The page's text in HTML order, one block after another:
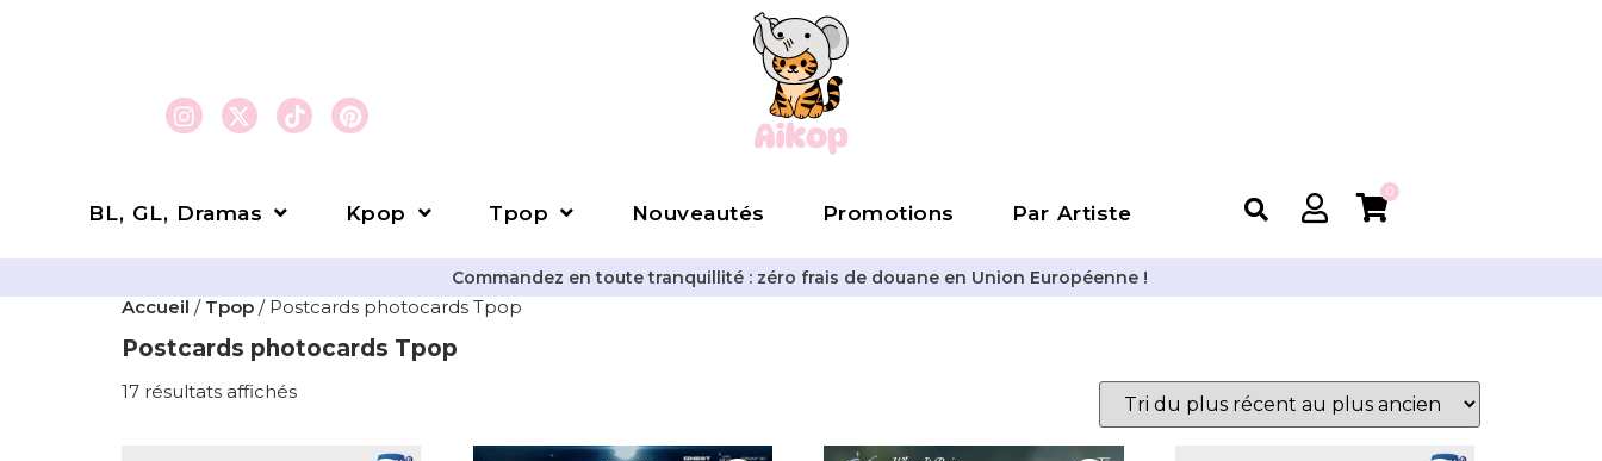
BL, GL, Dramas Kpop Tpop Nouveautés Promotions Par Artiste
0
Commandez en toute tranquillité : zéro frais de douane en Union Européenne !
Accueil / Tpop / Postcards photocards Tpop
Postcards photocards Tpop
17 résultats affichés